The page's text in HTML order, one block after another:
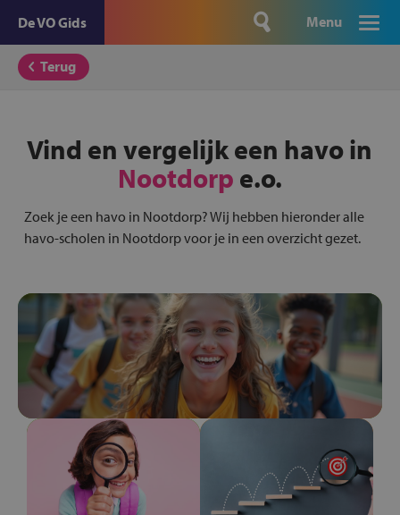
De VO Gids Menu
Terug
Vind en vergelijk een havo in
Nootdorp e.o.
Zoek je een havo in Nootdorp? Wij hebben hieronder alle
havo-scholen in Nootdorp voor je in een overzicht gezet.